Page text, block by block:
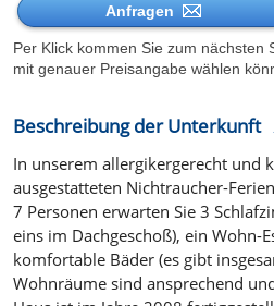
Anfragen
Per Klick kommen Sie zum nächsten
mit genauer Preisangabe wählen
Beschreibung der Unterkunft
In unserem allergikergerecht und
ausgestatteten Nichtraucher-
7 Personen erwarten Sie 3
eins im Dachgeschoß), ein Wohn-
komfortable Bäder (es gibt
Wohnräume sind ansprechend